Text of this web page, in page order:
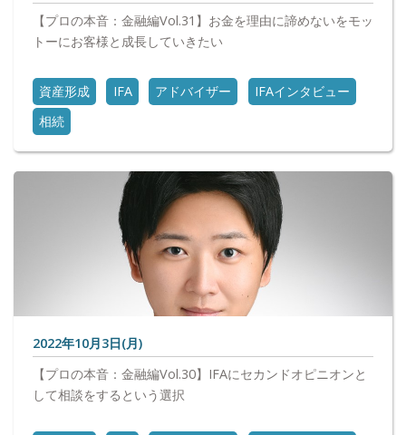
【プロの本音：金融編Vol.31】お金を理由に諦めないをモッ
トーにお客様と成長していきたい
資産形成 IFA アドバイザー
IFAインタビュー
相続
2022年10月3日(月)
【プロの本音：金融編Vol.30】IFAにセカンドオピニオンと
して相談をするという選択